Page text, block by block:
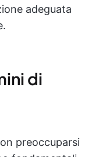
adeguata
di
preoccuparsi